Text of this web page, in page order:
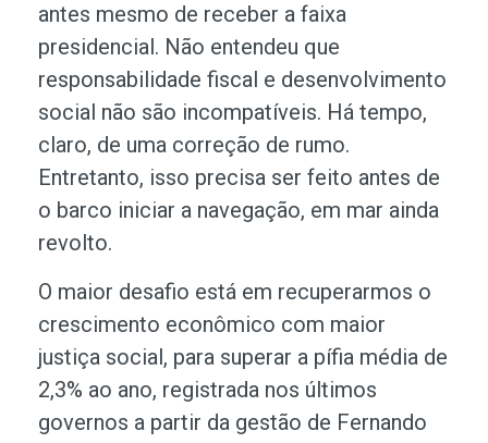
antes mesmo de receber a faixa
presidencial. Não entendeu que
responsabilidade fiscal e desenvolvimento
social não são incompatíveis. Há tempo,
claro, de uma correção de rumo.
Entretanto, isso precisa ser feito antes de
o barco iniciar a navegação, em mar ainda
revolto.
O maior desafio está em recuperarmos o
crescimento econômico com maior
justiça social, para superar a pífia média de
2,3% ao ano, registrada nos últimos
governos a partir da gestão de Fernando